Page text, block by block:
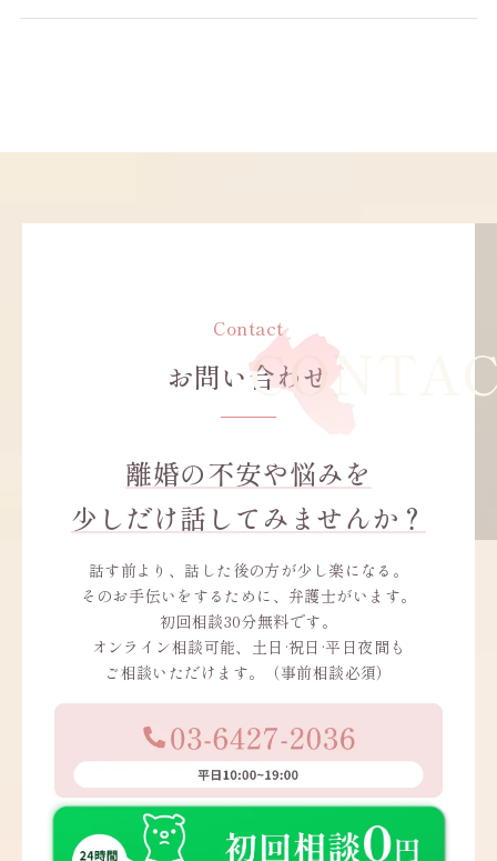
Contact
お問い合わせ
離婚の不安や悩みを
少しだけ話してみませんか？
話す前より、話した後の方が少し楽になる。
そのお手伝いをするために、弁護士がいます。
初回相談30分無料です。
オンライン相談可能、土日·祝日·平日夜間も
ご相談いただけます。（事前相談必須）